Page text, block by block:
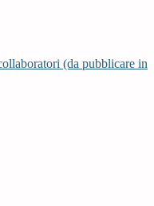
(da pubblicare in